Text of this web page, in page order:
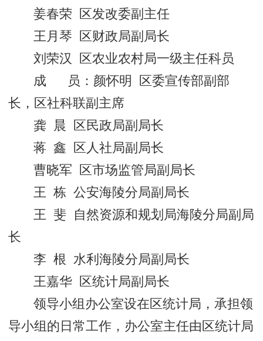
姜春荣 区发改委副主任
王月琴 区财政局副局长
刘荣汉 区农业农村局一级主任科员
成 员：颜怀明 区委宣传部副部
长，区社科联副主席
龚 晨 区民政局副局长
蒋 鑫 区人社局副局长
曹晓军 区市场监管局副局长
王 栋 公安海陵分局副局长
王 斐 自然资源和规划局海陵分局副局
长
李 根 水利海陵分局副局长
王嘉华 区统计局副局长
领导小组办公室设在区统计局，承担领
导小组的日常工作，办公室主任由区统计局